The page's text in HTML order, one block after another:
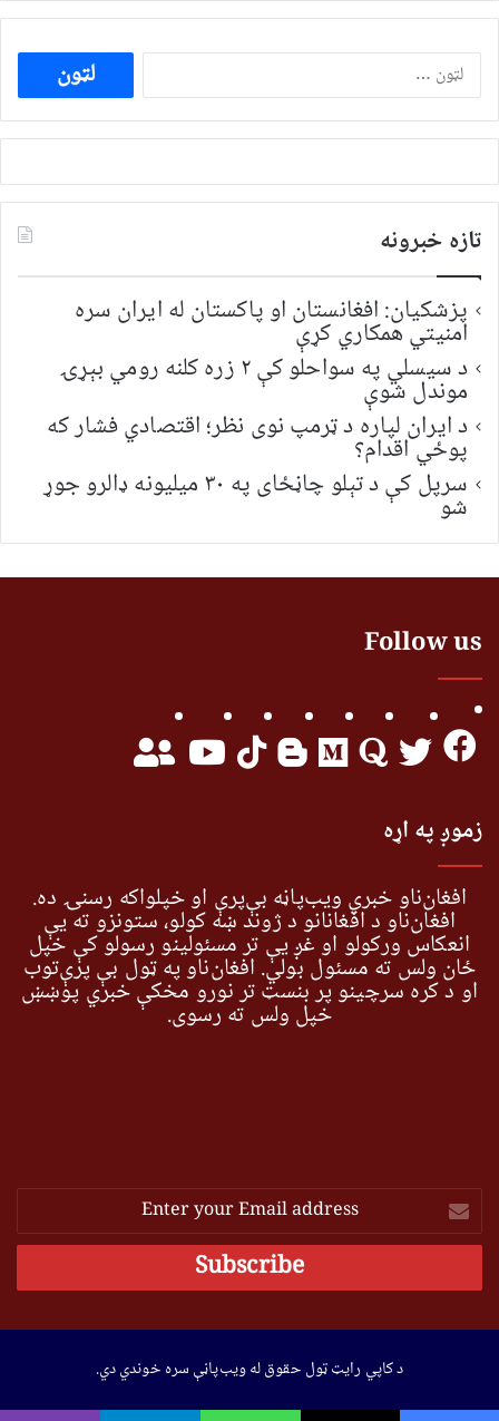
ددی
لپاره
لټون:
تازه خبرونه
پزشکیان: افغانستان او پاکستان له ایران سره
امنیتي همکاري کړې
د سیسلي په سواحلو کې ۲ زره کلنه رومي بېړۍ
موندل شوې
د ایران لپاره د ټرمپ نوی نظر؛ اقتصادي فشار که
پوځي اقدام؟
سرپل کې د تېلو چاڼځای په ۳۰ میلیونه ډالرو جوړ
شو
Follow us
زموږ په اړه
افغان‌ناو خبري ویب‌پاڼه بې‌پرې او خپلواکه رسنۍ ده.
افغان‌ناو د افغانانو د ژوند ښه کولو، ستونزو ته یې
انعکاس ورکولو او غږ یې تر مسئولینو رسولو کې خپل
ځان ولس ته مسئول بولي. افغان‌ناو په ټول بې پرې‌توب
او د کره سرچینو پر بنسټ تر نورو مخکې خبري پوښښ
خپل ولس ته رسوي.
Enter
your
Email
د کاپي رایټ ټول حقوق له ویب‌پاڼې سره خوندي دي.